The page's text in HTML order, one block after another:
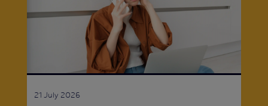
21 July 2026